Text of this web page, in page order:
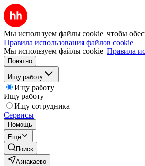
Мы используем файлы cookie, чтобы
Правила использования файлов cookie
Мы используем файлы cookie. Правила
Понятно
Ищу работу
Ищу работу
Ищу работу
Ищу сотрудника
Сервисы
Помощь
Ещё
Поиск
Азнакаево